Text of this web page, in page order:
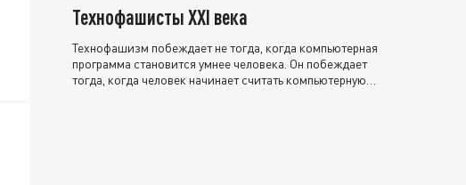
Технофашисты XXI века
Технофашизм побеждает не тогда, когда компьютерная
программа становится умнее человека. Он побеждает
тогда, когда человек начинает считать компьютерную